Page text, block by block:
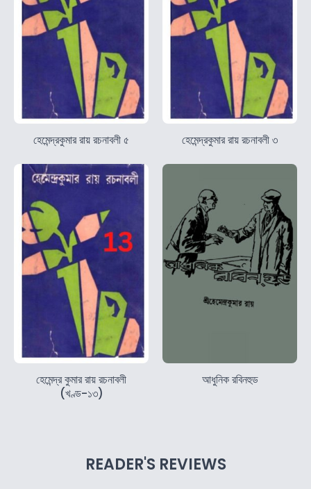
হেমেন্দ্রকুমার রায় রচনাবলী ৫ হেমেন্দ্রকুমার রায় রচনাবলী ৩
হেমেন্দ্র কুমার রায় রচনাবলী
(খণ্ড-১৩)
আধুনিক রবিনহুড
READER'S REVIEWS